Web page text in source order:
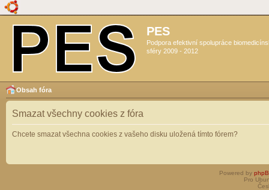
PES
Podpora efektivní spolupráce
sféry 2009 - 2012
Obsah fóra
Smazat všechny cookies z fóra
Chcete smazat všechna cookies z vašeho disku uložená tímto fórem?
Powered by
Pro